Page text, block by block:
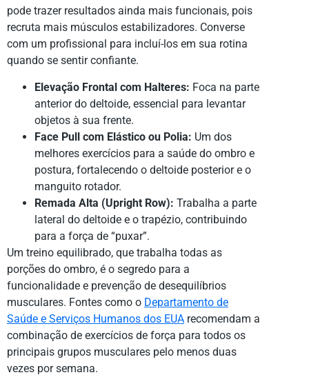
pode trazer resultados ainda mais funcionais, pois
recruta mais músculos estabilizadores. Converse
com um profissional para incluí-los em sua rotina
quando se sentir confiante.
Elevação Frontal com Halteres: Foca na parte
anterior do deltoide, essencial para levantar
objetos à sua frente.
Face Pull com Elástico ou Polia: Um dos
melhores exercícios para a saúde do ombro e
postura, fortalecendo o deltoide posterior e o
manguito rotador.
Remada Alta (Upright Row): Trabalha a parte
lateral do deltoide e o trapézio, contribuindo
para a força de “puxar”.
Um treino equilibrado, que trabalha todas as
porções do ombro, é o segredo para a
funcionalidade e prevenção de desequilíbrios
musculares. Fontes como o Departamento de
Saúde e Serviços Humanos dos EUA recomendam a
combinação de exercícios de força para todos os
principais grupos musculares pelo menos duas
vezes por semana.